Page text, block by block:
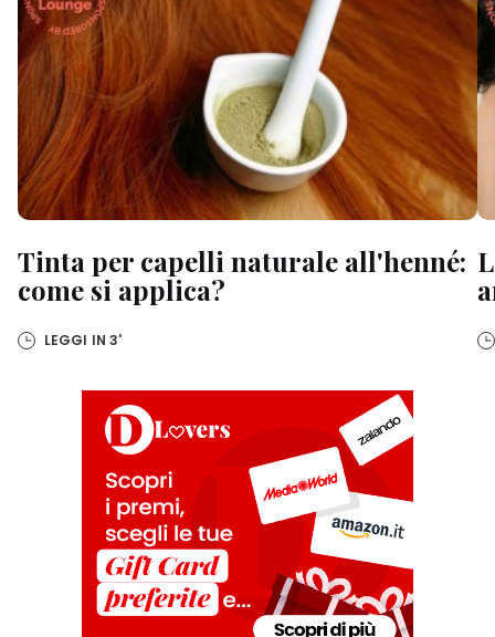
Tinta per capelli naturale all'henné:
come si applica?
LEGGI IN 3'